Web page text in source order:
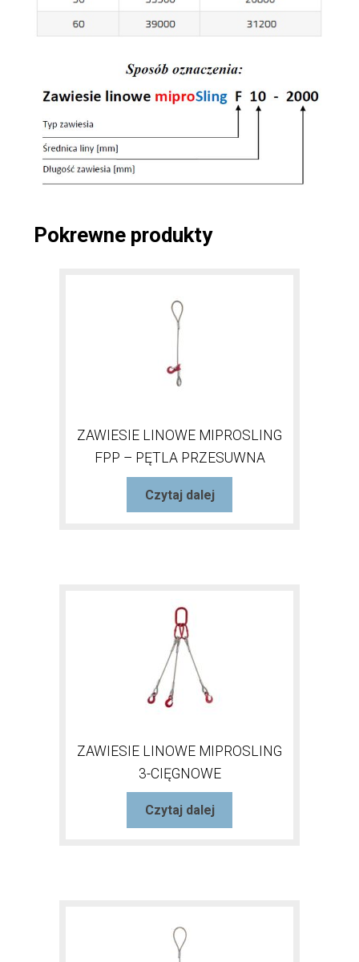
Pokrewne produkty
ZAWIESIE LINOWE MIPROSLING
FPP – PĘTLA PRZESUWNA
Czytaj dalej
ZAWIESIE LINOWE MIPROSLING
3-CIĘGNOWE
Czytaj dalej